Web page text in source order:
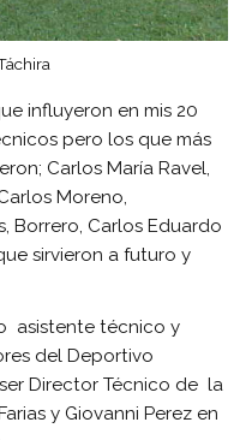
influyeron en mis 20
pero los que más
Carlos María Ravel,
Moreno,
Borrero, Carlos Eduardo
sirvieron a futuro y
asistente técnico y
del Deportivo
Director Técnico de la
y Giovanni Perez en